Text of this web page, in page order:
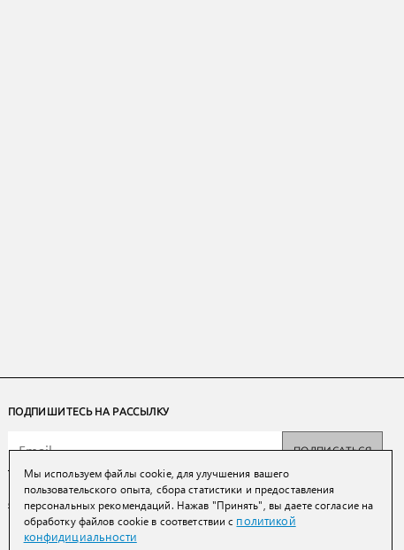
ПОДПИШИТЕСЬ НА РАССЫЛКУ
ПОДПИСАТЬСЯ
Нажимая на кнопку вы соглашаетесь сполитикой конфиденциальности и
обработки персональных данных
Мы используем файлы cookie, для улучшения вашего
пользовательского опыта, сбора статистики и предоставления
персональных рекомендаций. Нажав "Принять", вы даете согласие на
обработку файлов cookie в соответствии с политикой
конфидициальности